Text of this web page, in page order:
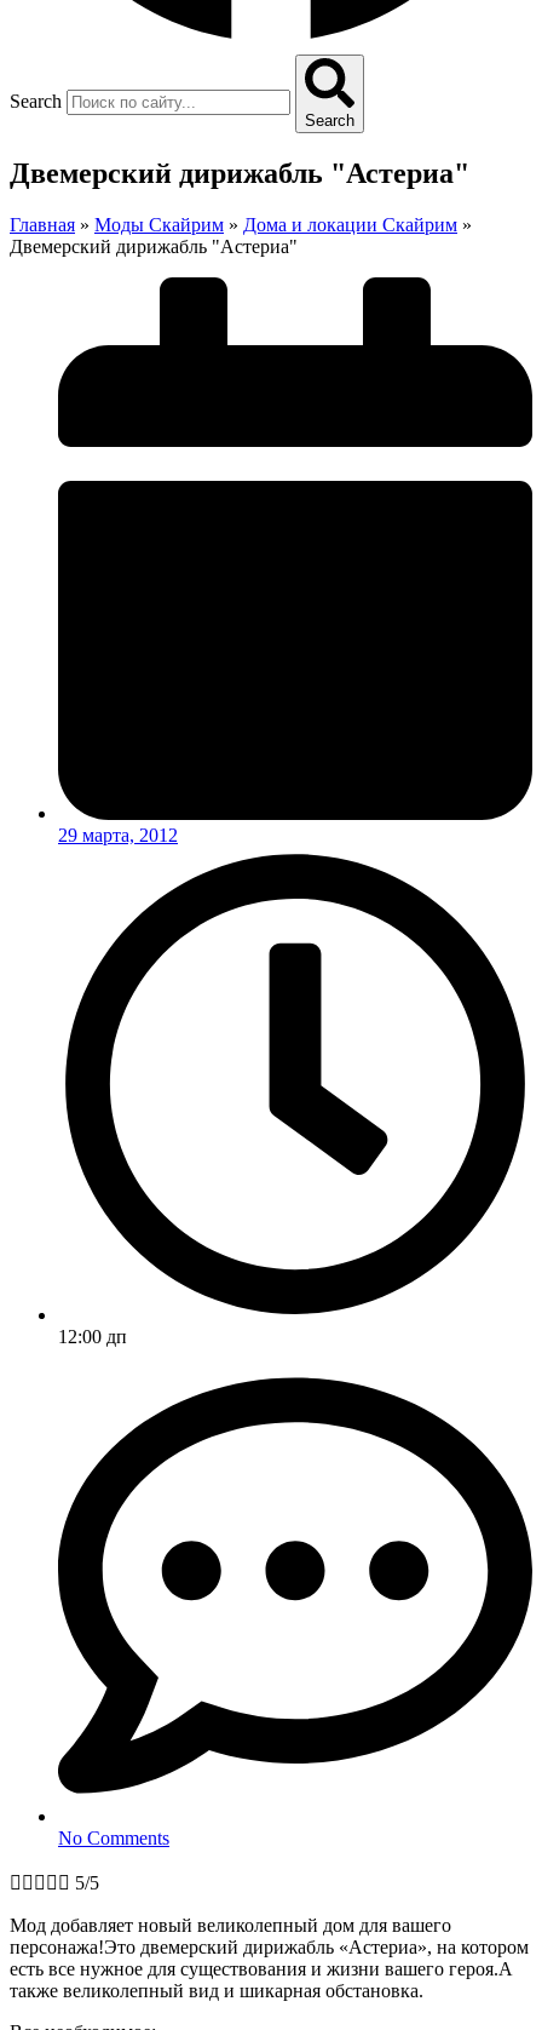
Search
Search
Двемерский дирижабль "Астериа"
Главная » Моды Скайрим » Дома и локации Скайрим »
Двемерский дирижабль "Астериа"
29 марта, 2012
12:00 дп
No Comments
     5/5
Мод добавляет новый великолепный дом для вашего
персонажа!Это двемерский дирижабль «Астериа», на котором
есть все нужное для существования и жизни вашего героя.А
также великолепный вид и шикарная обстановка.